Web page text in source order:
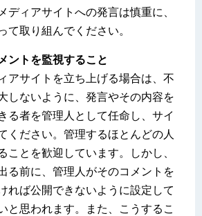
ディアサイトへの発言は慎重に、
て取り組んでください。
ントを監視すること
アサイトを立ち上げる場合は、不
しないように、発言やその内容を
る者を管理人として任命し、サイ
ください。管理するほとんどの人
ことを歓迎しています。しかし、
る前に、管理人がそのコメントを
れば公開できないように設定して
と思われます。また、こうするこ